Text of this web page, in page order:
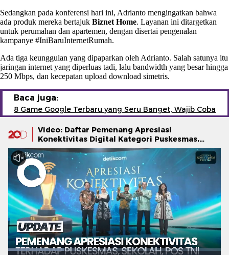
Sedangkan pada konferensi hari ini, Adrianto mengingatkan bahwa
ada produk mereka bertajuk Biznet Home. Layanan ini ditargetkan
untuk perumahan dan apartemen, dengan disertai pengenalan
kampanye #IniBaruInternetRumah.
Ada tiga keunggulan yang dipaparkan oleh Adrianto. Salah satunya itu
jaringan internet yang diperluas tadi, lalu bandwidth yang besar hingga
250 Mbps, dan kecepatan upload download simetris.
Baca juga:
8 Game Google Terbaru yang Seru Banget, Wajib Coba
Video: Daftar Pemenang Apresiasi
Konektivitas Digital Kategori Puskesmas,
Sekolah, Pos TNI